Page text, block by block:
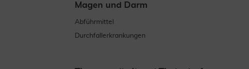
Magen und Darm
Abführmittel
Durchfallerkrankungen